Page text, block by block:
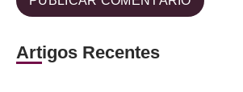
Artigos Recentes